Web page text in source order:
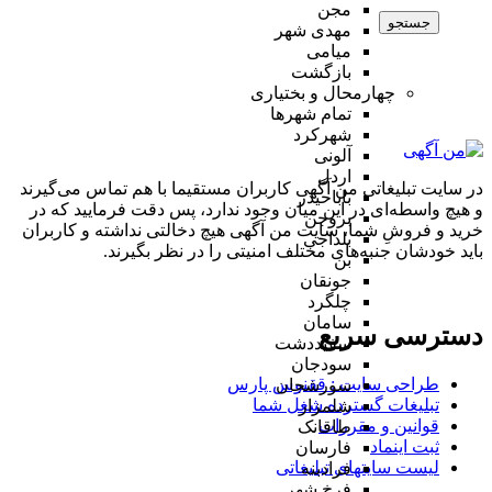
مجن
مهدی شهر
میامی
بازگشت
چهارمحال و بختیاری
تمام شهر‌ها
شهرکرد
آلونی
اردل
باباحیدر
بروجن
بلداجی
بن
جونقان
چلگرد
سامان
سفیددشت
سودجان
سورشجان
شلمزار
طاقانک
فارسان
فرادبنه
جستجو
در سایت تبلیغاتی من آگهی کاربران مستقیما با هم تماس می‌گیرند
و هیچ واسطه‌ای در این میان وجود ندارد، پس دقت فرمایید که در
خرید و فروشِ شما، سایت من آگهی هیچ دخالتی نداشته و کاربران
باید خودشان جنبه‌های مختلف امنیتی را در نظر بگیرند.
دسترسی سریع
طراحی سایت :‌ ققنوس پارس
تبلیغات گسترده شغل شما
قوانین و مقررات
ثبت اینماد
لیست سایتهای تبلیغاتی